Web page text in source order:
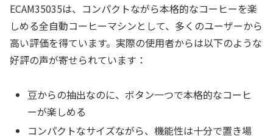
ECAM35035は、コンパクトながら本格的なコーヒーを楽
しめる全自動コーヒーマシンとして、多くのユーザーから
高い評価を得ています。実際の使用者からは以下のような
好評の声が寄せられています：
豆からの抽出なのに、ボタン一つで本格的なコーヒ
ーが楽しめる
コンパクトなサイズながら、機能性は十分で置き場